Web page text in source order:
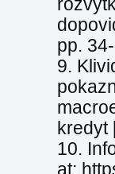
pp.
9.
kredyt
10.
at: